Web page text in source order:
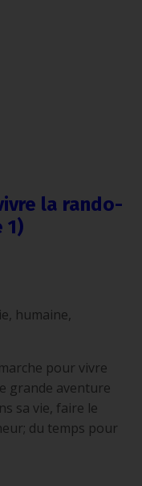
la rando-
1)
humaine,
pour vivre
grande aventure
sa vie, faire le
du temps pour